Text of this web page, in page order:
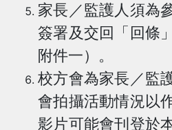
家長／監護人須為
簽署及交回「回條
附件一）。
校方會為家長／監
會拍攝活動情況以
影片可能會刊登於